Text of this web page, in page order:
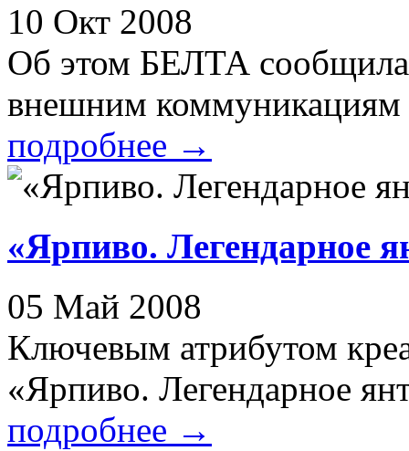
10 Окт 2008
Об этом БЕЛТА
внешним коммуникациям
подробнее →
«Ярпиво. Легендарное
05 Май 2008
Ключевым атрибутом
«Ярпиво. Легендарное
подробнее →